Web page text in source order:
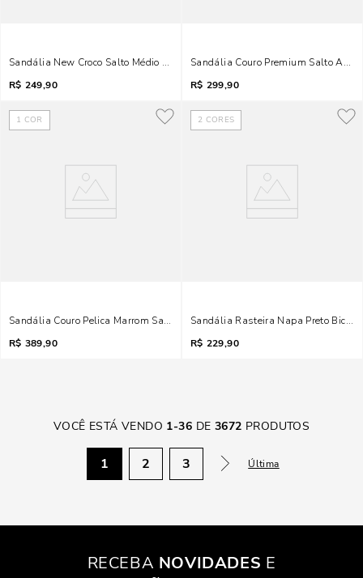
Sandália New Croco Salto Médio Terracota Tiras Finas
R$ 249,90
Sandália Couro Premium Salto Alto
R$ 299,90
1 COR
Sandália Couro Pelica Marrom Salto Baixo Taça
R$ 389,90
2 CORES
Sandália Rasteira Napa Preto Bico
R$ 229,90
VOCÊ ESTÁ VENDO 1-36 DE 3672 PRODUTOS
1 2 3 Última
RECEBA NOVIDADES E